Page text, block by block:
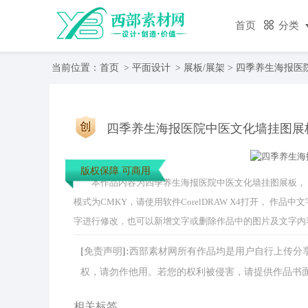
首页 分类
当前位置： 首页 > 平面设计 > 展板/展架 > 四季养生海报医
四季养生海报医院中医文化墙挂图展
版权保障 可商用
本作品内容为四季养生海报医院中医文化墙挂图展板
模式为CMKY，请使用软件CorelDRAW X4打开， 作品中
字进行修改，也可以新增文字或删除作品中的图片及文字内
[免责声明]:西部素材网所有作品均是用户自行上传
权，请勿作他用。若您的权利被侵害，请提供作品书